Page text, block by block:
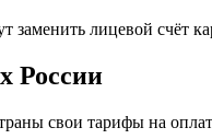
лицевой счёт
России
свои тарифы на